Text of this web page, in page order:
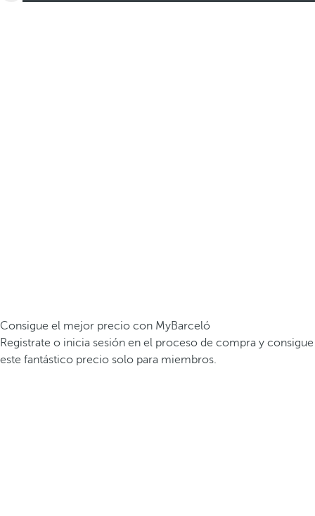
Consigue el mejor precio con MyBarceló
Registrate o inicia sesión en el proceso de compra y consigue
este fantástico precio solo para miembros.